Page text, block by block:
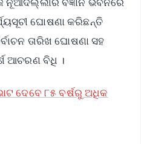
ଘୋଷଣା କରିଛନ୍ତି
ତାରିଖ ଘୋଷଣା ସହ
ଆଚରଣ ବିଧି ।
ଦେବେ ୮୫ ବର୍ଷରୁ ଅଧିକ